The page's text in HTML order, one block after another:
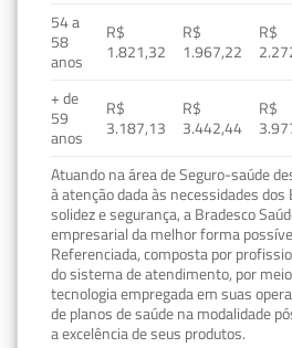
54 a
58
anos
R$
1.821,32
R$
1.967,22
R$
+ de
59
anos
R$
3.187,13
R$
3.442,44
R$
Atuando na área de Seguro-saúde
à atenção dada às necessidades
solidez e segurança, a Bradesco
empresarial da melhor forma
Referenciada, composta por
do sistema de atendimento, por
tecnologia empregada em suas
de planos de saúde na modalidade
a excelência de seus produtos.